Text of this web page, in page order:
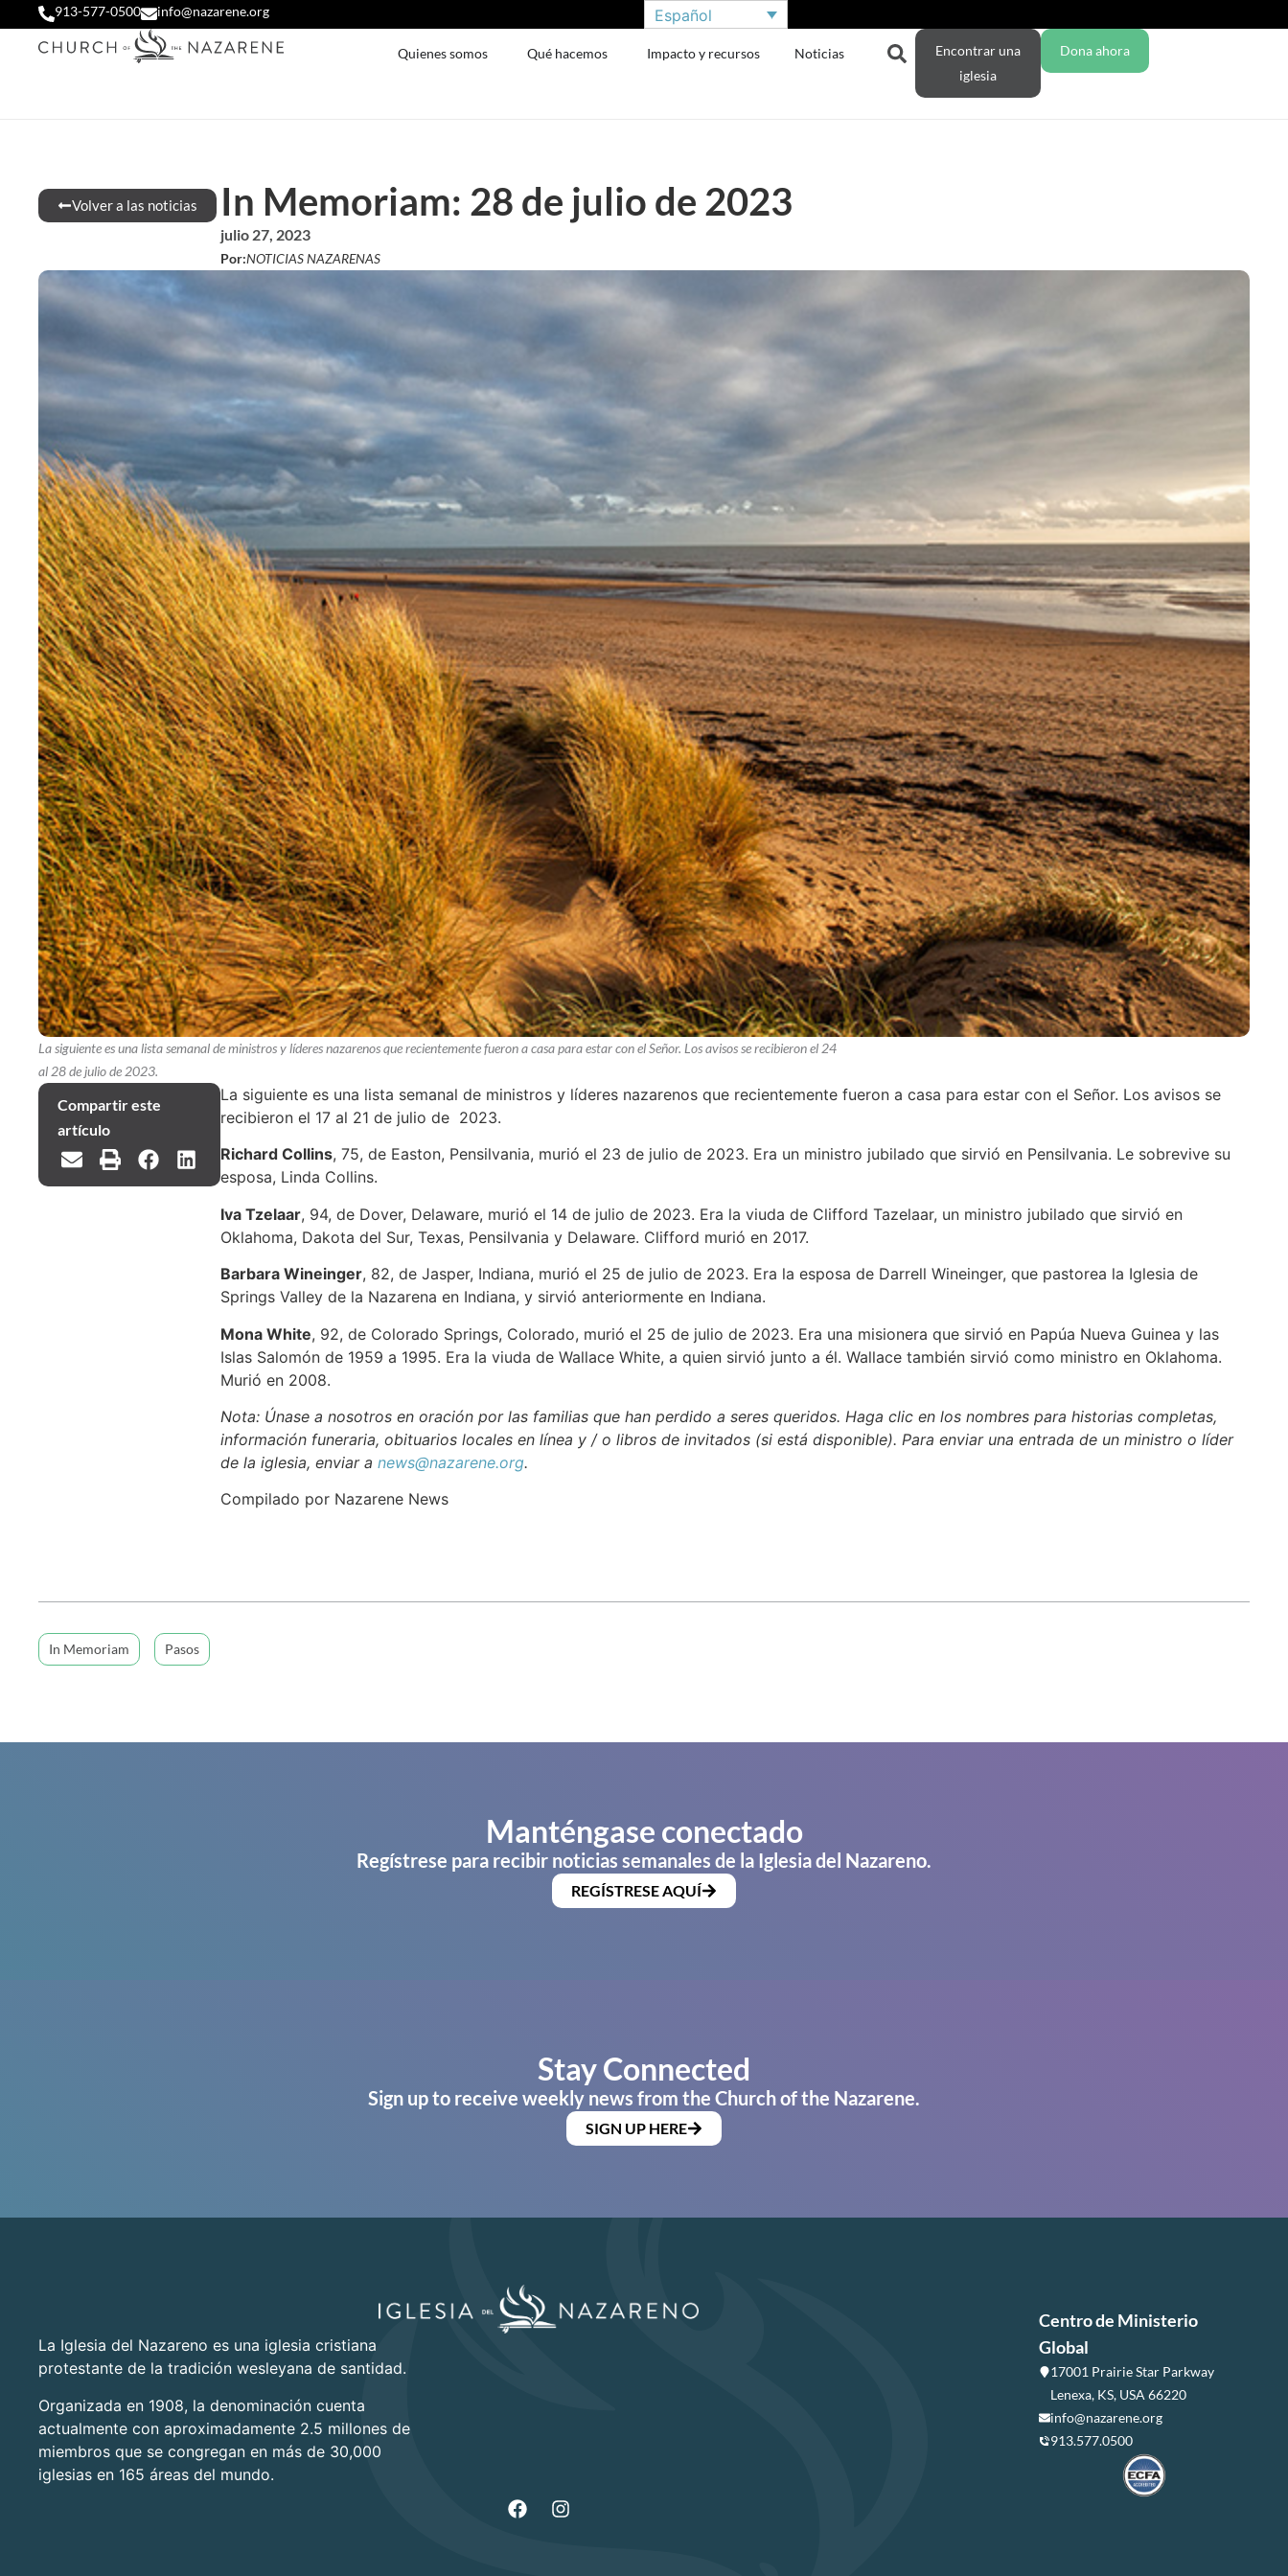
913-577-0500 info@nazarene.org Español
Quienes somos Qué hacemos Impacto y recursos Noticias
Encontrar una
iglesia
Dona ahora
Volver a las noticias In Memoriam: 28 de julio de 2023
julio 27, 2023
Por:NOTICIAS NAZARENAS
La siguiente es una lista semanal de ministros y líderes nazarenos que recientemente fueron a casa para estar con el Señor. Los avisos se recibieron el 24
al 28 de julio de 2023.
Compartir este
artículo
La siguiente es una lista semanal de ministros y líderes nazarenos que recientemente fueron a casa para estar con el Señor. Los avisos se
recibieron el 17 al 21 de julio de 2023.
Richard Collins, 75, de Easton, Pensilvania, murió el 23 de julio de 2023. Era un ministro jubilado que sirvió en Pensilvania. Le sobrevive su
esposa, Linda Collins.
Iva Tzelaar, 94, de Dover, Delaware, murió el 14 de julio de 2023. Era la viuda de Clifford Tazelaar, un ministro jubilado que sirvió en
Oklahoma, Dakota del Sur, Texas, Pensilvania y Delaware. Clifford murió en 2017.
Barbara Wineinger, 82, de Jasper, Indiana, murió el 25 de julio de 2023. Era la esposa de Darrell Wineinger, que pastorea la Iglesia de
Springs Valley de la Nazarena en Indiana, y sirvió anteriormente en Indiana.
Mona White, 92, de Colorado Springs, Colorado, murió el 25 de julio de 2023. Era una misionera que sirvió en Papúa Nueva Guinea y las
Islas Salomón de 1959 a 1995. Era la viuda de Wallace White, a quien sirvió junto a él. Wallace también sirvió como ministro en Oklahoma.
Murió en 2008.
Nota: Únase a nosotros en oración por las familias que han perdido a seres queridos. Haga clic en los nombres para historias completas,
información funeraria, obituarios locales en línea y / o libros de invitados (si está disponible). Para enviar una entrada de un ministro o líder
de la iglesia, enviar a news@nazarene.org.
Compilado por Nazarene News
In Memoriam Pasos
Manténgase conectado
Regístrese para recibir noticias semanales de la Iglesia del Nazareno.
REGÍSTRESE AQUÍ
Stay Connected
Sign up to receive weekly news from the Church of the Nazarene.
SIGN UP HERE
La Iglesia del Nazareno es una iglesia cristiana
protestante de la tradición wesleyana de santidad.
Organizada en 1908, la denominación cuenta
actualmente con aproximadamente 2.5 millones de
miembros que se congregan en más de 30,000
iglesias en 165 áreas del mundo.
Centro de Ministerio
Global
17001 Prairie Star Parkway
Lenexa, KS, USA 66220
info@nazarene.org
913.577.0500